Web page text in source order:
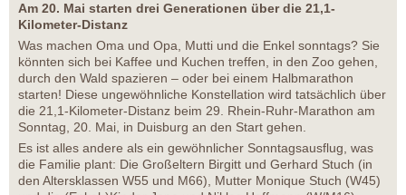
Am 20. Mai starten drei Generationen über die 21,1-
Kilometer-Distanz
Was machen Oma und Opa, Mutti und die Enkel sonntags? Sie
könnten sich bei Kaffee und Kuchen treffen, in den Zoo gehen,
durch den Wald spazieren – oder bei einem Halbmarathon
starten! Diese ungewöhnliche Konstellation wird tatsächlich über
die 21,1-Kilometer-Distanz beim 29. Rhein-Ruhr-Marathon am
Sonntag, 20. Mai, in Duisburg an den Start gehen.
Es ist alles andere als ein gewöhnlicher Sonntagsausflug, was
die Familie plant: Die Großeltern Birgitt und Gerhard Stuch (in
den Altersklassen W55 und M66), Mutter Monique Stuch (W45)